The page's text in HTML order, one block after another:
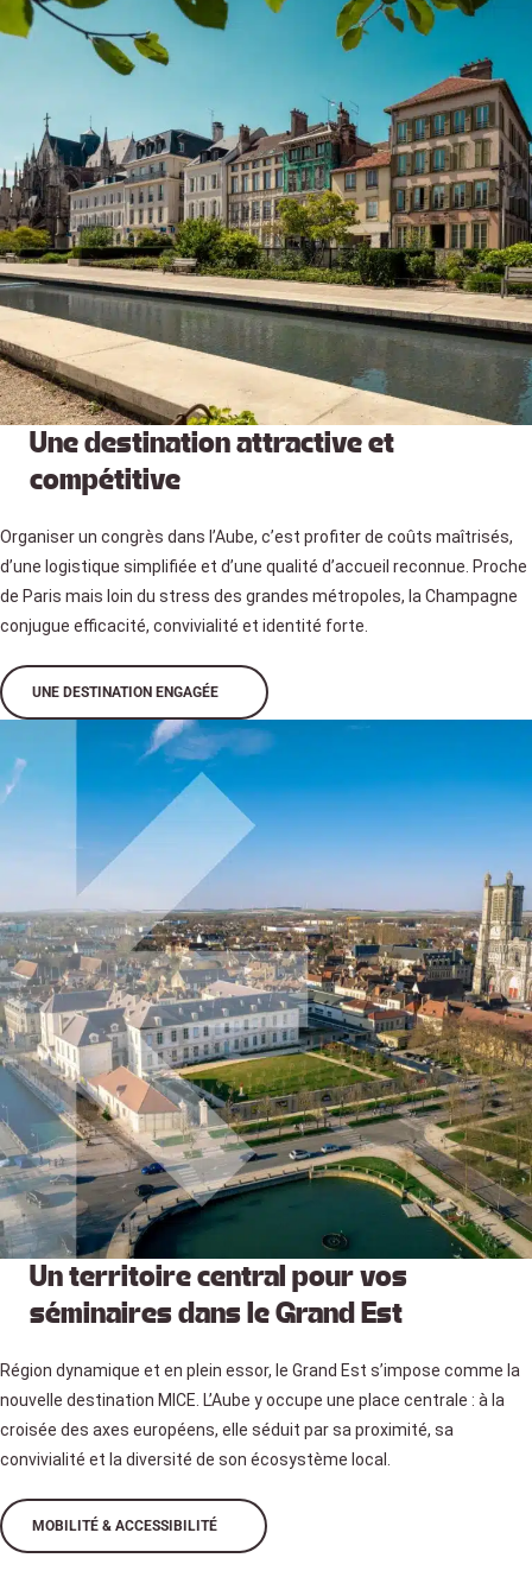
Une destination attractive et
compétitive
Organiser un congrès dans l’Aube, c’est profiter de coûts maîtrisés,
d’une logistique simplifiée et d’une qualité d’accueil reconnue. Proche
de Paris mais loin du stress des grandes métropoles, la Champagne
conjugue efficacité, convivialité et identité forte.
UNE DESTINATION ENGAGÉE
Un territoire central pour vos
séminaires dans le Grand Est
Région dynamique et en plein essor, le Grand Est s’impose comme la
nouvelle destination MICE. L’Aube y occupe une place centrale : à la
croisée des axes européens, elle séduit par sa proximité, sa
convivialité et la diversité de son écosystème local.
MOBILITÉ & ACCESSIBILITÉ